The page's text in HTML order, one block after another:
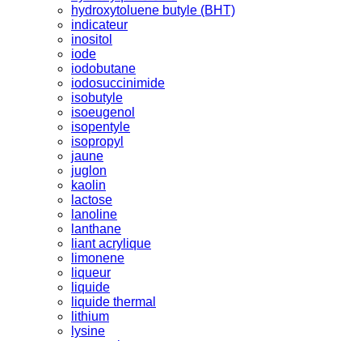
hydroxytoluene butyle (BHT)
indicateur
inositol
iode
iodobutane
iodosuccinimide
isobutyle
isoeugenol
isopentyle
isopropyl
jaune
juglon
kaolin
lactose
lanoline
lanthane
liant acrylique
limonene
liqueur
liquide
liquide thermal
lithium
lysine